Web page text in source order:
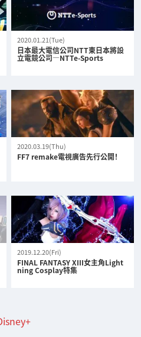
2020.01.21(Tue)
日本最大電信公司NTT東日本將設
立電競公司—NTTe-Sports
2020.03.19(Thu)
FF7 remake電視廣告先行公開！
2019.12.20(Fri)
FINAL FANTASY XIII女主角Light
ning Cosplay特集